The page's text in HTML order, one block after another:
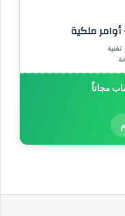
أوامر ملكية
مجاناً